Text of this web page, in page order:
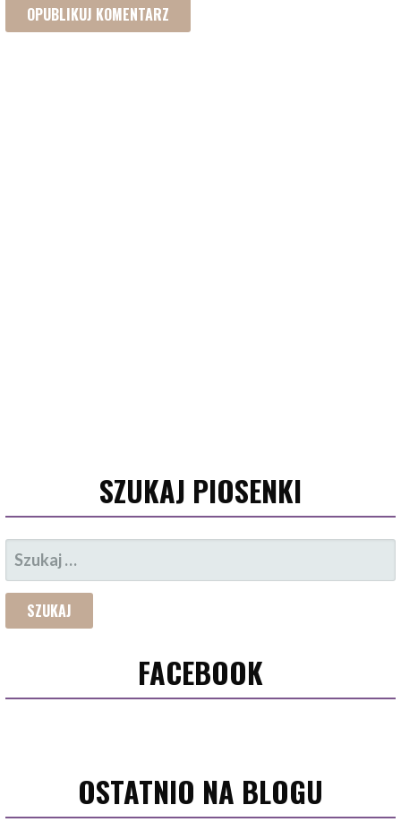
SZUKAJ PIOSENKI
SZUKAJ:
FACEBOOK
OSTATNIO NA BLOGU